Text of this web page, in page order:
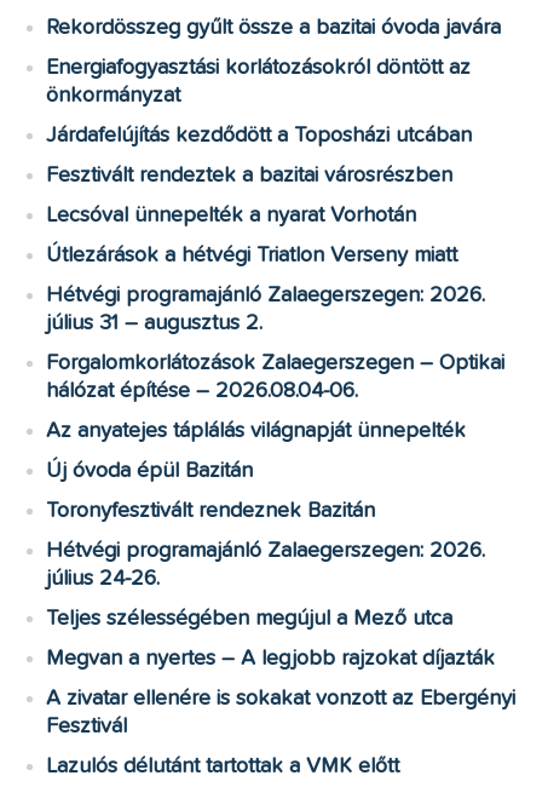
Rekordösszeg gyűlt össze a bazitai óvoda javára
Energiafogyasztási korlátozásokról döntött az
önkormányzat
Járdafelújítás kezdődött a Toposházi utcában
Fesztivált rendeztek a bazitai városrészben
Lecsóval ünnepelték a nyarat Vorhotán
Útlezárások a hétvégi Triatlon Verseny miatt
Hétvégi programajánló Zalaegerszegen: 2026.
július 31 – augusztus 2.
Forgalomkorlátozások Zalaegerszegen – Optikai
hálózat építése – 2026.08.04-06.
Az anyatejes táplálás világnapját ünnepelték
Új óvoda épül Bazitán
Toronyfesztivált rendeznek Bazitán
Hétvégi programajánló Zalaegerszegen: 2026.
július 24-26.
Teljes szélességében megújul a Mező utca
Megvan a nyertes – A legjobb rajzokat díjazták
A zivatar ellenére is sokakat vonzott az Ebergényi
Fesztivál
Lazulós délutánt tartottak a VMK előtt